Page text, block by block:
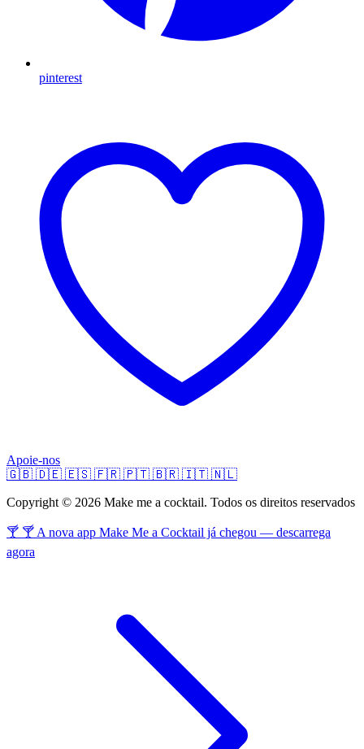
pinterest
Apoie-nos
🇬🇧 🇩🇪 🇪🇸 🇫🇷 🇵🇹 🇧🇷 🇮🇹 🇳🇱
Copyright © 2026 Make me a cocktail. Todos os direitos reservados
🍸 🍸 A nova app Make Me a Cocktail já chegou — descarrega
agora